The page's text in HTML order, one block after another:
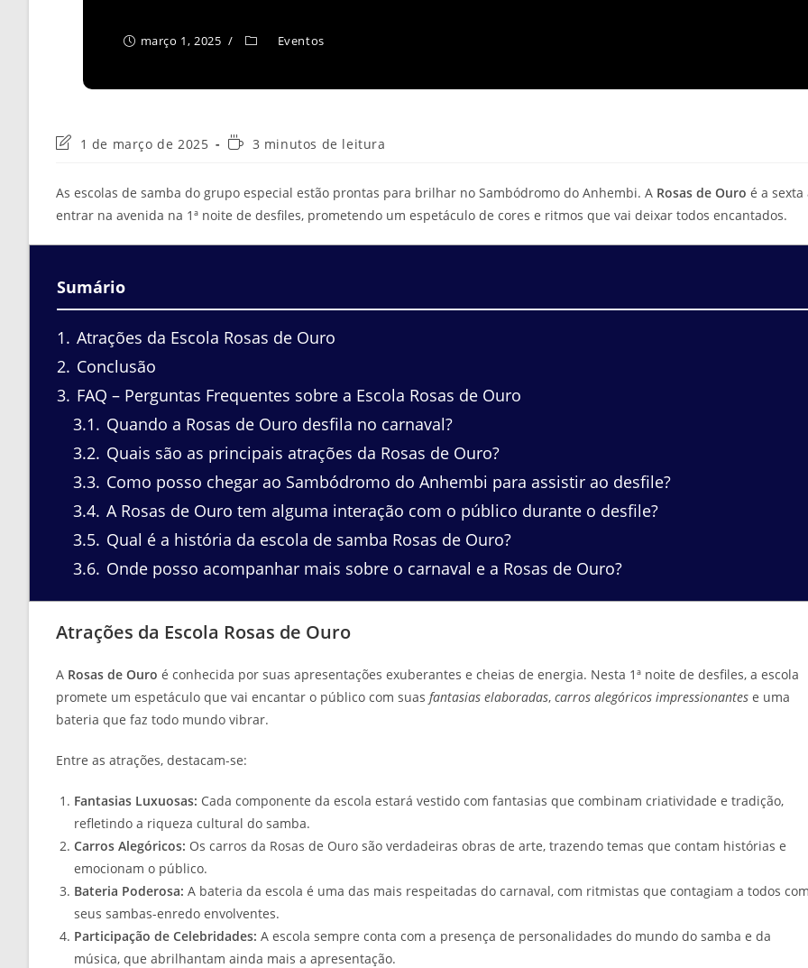
março 1, 2025 Eventos
Última
post:
1 de março de 2025
Tempo3 minutos de leitura
As escolas de samba do grupo especial estão prontas para brilhar no Sambódromo do Anhembi. A Rosas de Ouro é a sexta
entrar na avenida na 1ª noite de desfiles, prometendo um espetáculo de cores e ritmos que vai deixar todos encantados.
Sumário
1
Atrações da Escola Rosas de Ouro
2 Conclusão
3 FAQ – Perguntas Frequentes sobre a Escola Rosas de Ouro
3.1
Quando a Rosas de Ouro desfila no carnaval?
3.2 Quais são as principais atrações da Rosas de Ouro?
3.3 Como posso chegar ao Sambódromo do Anhembi para assistir ao desfile?
3.4 A Rosas de Ouro tem alguma interação com o público durante o desfile?
3.5 Qual é a história da escola de samba Rosas de Ouro?
3.6 Onde posso acompanhar mais sobre o carnaval e a Rosas de Ouro?
Atrações da Escola Rosas de Ouro
A Rosas de Ouro é conhecida por suas apresentações exuberantes e cheias de energia. Nesta 1ª noite de desfiles, a escola
promete um espetáculo que vai encantar o público com suas fantasias elaboradas, carros alegóricos impressionantes e uma
bateria que faz todo mundo vibrar.
Entre as atrações, destacam-se:
Fantasias Luxuosas: Cada componente da escola estará vestido com fantasias que combinam criatividade e tradição,
refletindo a riqueza cultural do samba.
Carros Alegóricos: Os carros da Rosas de Ouro são verdadeiras obras de arte, trazendo temas que contam histórias e
emocionam o público.
Bateria Poderosa: A bateria da escola é uma das mais respeitadas do carnaval, com ritmistas que contagiam a todos
seus sambas-enredo envolventes.
Participação de Celebridades: A escola sempre conta com a presença de personalidades do mundo do samba e da
música, que abrilhantam ainda mais a apresentação.